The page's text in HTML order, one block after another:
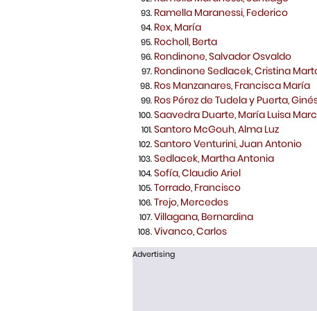
Ramella Maranessi, Federico
Rex, María
Rocholl, Berta
Rondinone, Salvador Osvaldo
Rondinone Sedlacek, Cristina
Ros Manzanares, Francisca María
Ros Pérez de Tudela y Puerta,
Saavedra Duarte, María Luisa
Santoro McGouh, Alma Luz
Santoro Venturini, Juan Antonio
Sedlacek, Martha Antonia
Sofía, Claudio Ariel
Torrado, Francisco
Trejo, Mercedes
Villagana, Bernardina
Vivanco, Carlos
Advertising